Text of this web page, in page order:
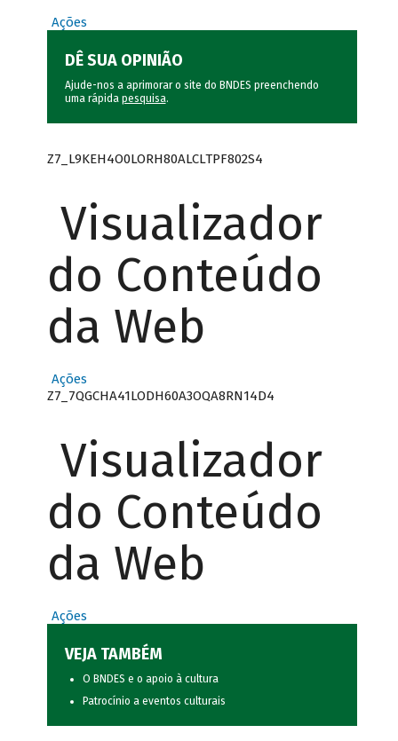
Ações
DÊ SUA OPINIÃO
Ajude-nos a aprimorar o site do BNDES preenchendo
uma rápida pesquisa.
Z7_L9KEH4O0LORH80ALCLTPF802S4
Visualizador
do Conteúdo
da Web
Ações
Z7_7QGCHA41LODH60A3OQA8RN14D4
Visualizador
do Conteúdo
da Web
Ações
VEJA TAMBÉM
O BNDES e o apoio à cultura
Patrocínio a eventos culturais